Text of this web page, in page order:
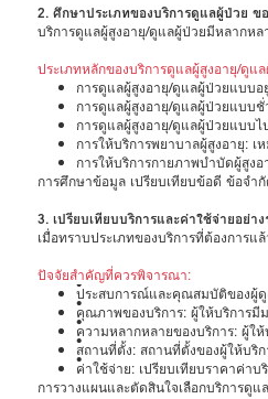
2. ศึกษาประเภทของบริการดูแลผู้ป่วย
บริการดูแลผู้สูงอายุ/ดูแลผู้ป่วยมีหลากห
ประเภทหลักของบริการดูแลผู้สูงอายุ/ดูแ
การดูแลผู้สูงอายุ/ดูแลผู้ป่วยแบบ
การดูแลผู้สูงอายุ/ดูแลผู้ป่วยแบบ
การดูแลผู้สูงอายุ/ดูแลผู้ป่วยแบบไ
การให้บริการพยาบาลผู้สูงอายุ:
การให้บริการกายภาพบำบัดผู้สูง
การศึกษาข้อมูล เปรียบเทียบข้อดี ข้อจำ
3. เปรียบเทียบบริการและค่าใช้จ่ายอย่า
เมื่อทราบประเภทของบริการที่ต้องการ
ปัจจัยสำคัญที่ควรพิจารณา:
•
ประสบการณ์และคุณสมบัติของผู้ดู
•คุณภาพของบริการ: ผู้ให้บริการมี
•ความหลากหลายของบริการ: ผู้ใ
•สถานที่ตั้ง: สถานที่ตั้งของผู้ให้บริ
•ค่าใช้จ่าย: เปรียบเทียบราคาค่า
การวางแผนและตัดสินใจเลือกบริการ